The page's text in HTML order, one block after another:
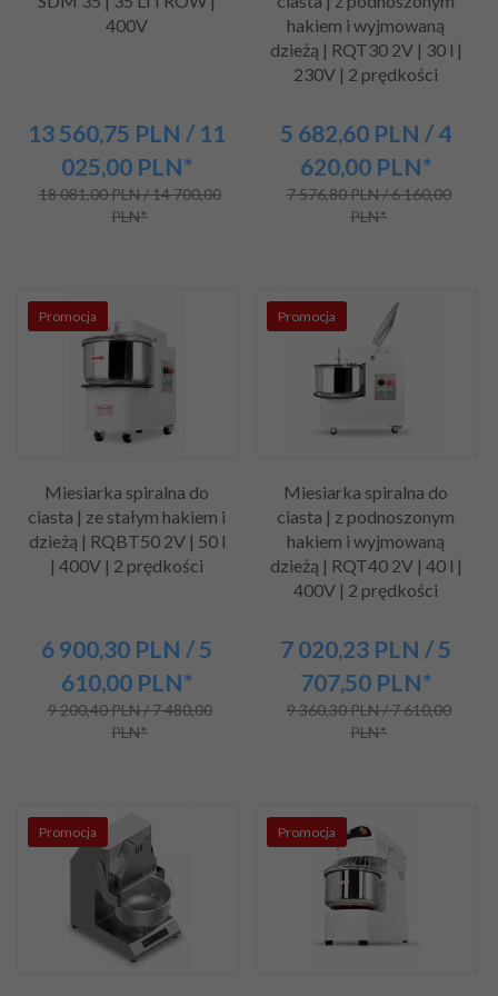
400V
13 560,75 PLN / 11
025,00 PLN*
18 081,00 PLN / 14 700,00
PLN*
hakiem i wyjmowaną
dzieżą | RQT30 2V | 30 l |
230V | 2 prędkości
5 682,60 PLN / 4
620,00 PLN*
7 576,80 PLN / 6 160,00
PLN*
Promocja
Miesiarka spiralna do
ciasta | ze stałym hakiem i
dzieżą | RQBT50 2V | 50 l
| 400V | 2 prędkości
6 900,30 PLN / 5
610,00 PLN*
9 200,40 PLN / 7 480,00
PLN*
Promocja
Miesiarka spiralna do
ciasta | z podnoszonym
hakiem i wyjmowaną
dzieżą | RQT40 2V | 40 l |
400V | 2 prędkości
7 020,23 PLN / 5
707,50 PLN*
9 360,30 PLN / 7 610,00
PLN*
Promocja Promocja